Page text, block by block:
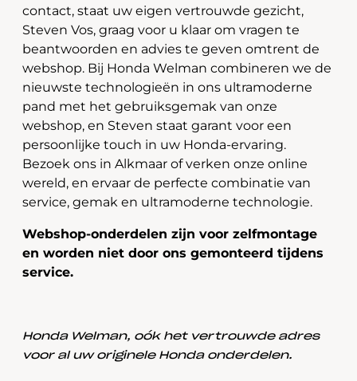
contact, staat uw eigen vertrouwde gezicht,
Steven Vos, graag voor u klaar om vragen te
beantwoorden en advies te geven omtrent de
webshop. Bij Honda Welman combineren we de
nieuwste technologieën in ons ultramoderne
pand met het gebruiksgemak van onze
webshop, en Steven staat garant voor een
persoonlijke touch in uw Honda-ervaring.
Bezoek ons in Alkmaar of verken onze online
wereld, en ervaar de perfecte combinatie van
service, gemak en ultramoderne technologie.
Webshop-onderdelen zijn voor zelfmontage
en worden niet door ons gemonteerd tijdens
service.
Honda Welman, oók het vertrouwde adres
voor al uw originele Honda onderdelen.